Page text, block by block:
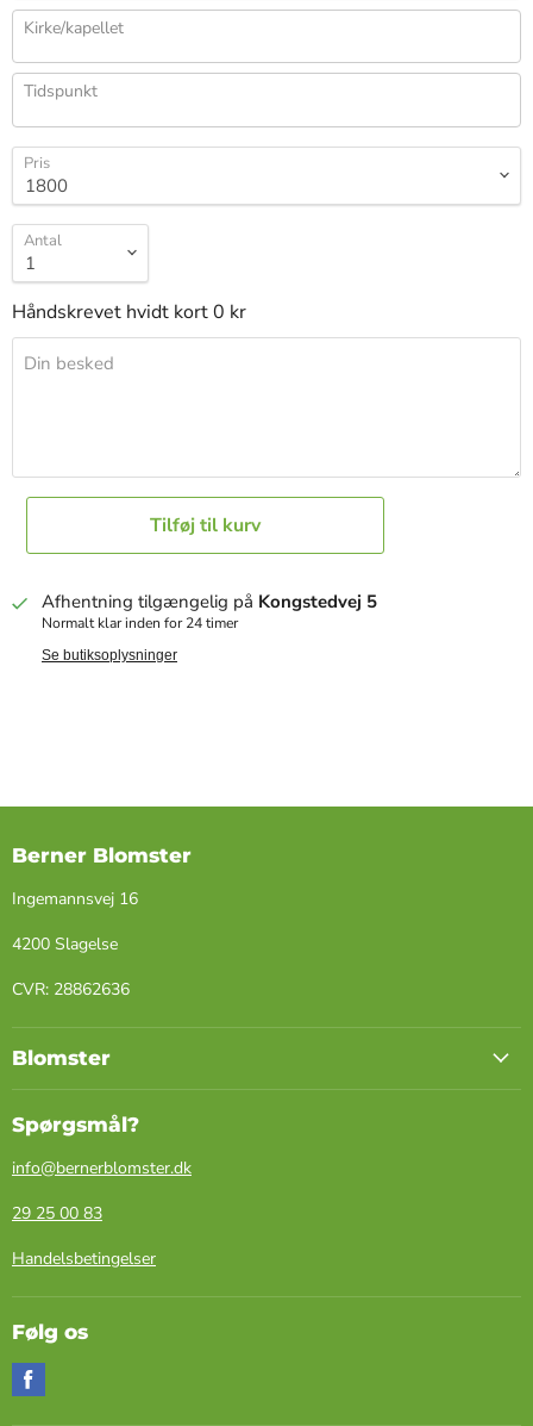
Kirke/kapellet
Tidspunkt
Pris
Antal
Håndskrevet hvidt kort 0 kr
Din besked
Tilføj til kurv
Afhentning tilgængelig på Kongstedvej 5
Normalt klar inden for 24 timer
Se butiksoplysninger
Berner Blomster
Ingemannsvej 16
4200 Slagelse
​CVR: ​28862636
Blomster
Spørgsmål?
info@bernerblomster.dk
29 25 00 83
Handelsbetingelser
Følg os
os